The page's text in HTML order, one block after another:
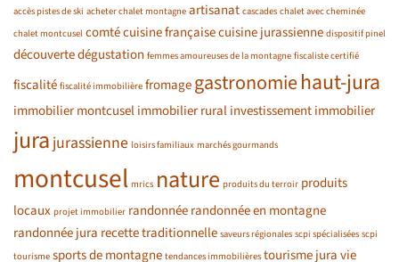
accès pistes de ski acheter chalet montagne artisanat cascades chalet avec cheminée
chalet montcusel comtécuisine françaisecuisine jurassienne dispositif pinel
découvertedégustation femmes amoureuses de la montagne fiscaliste certifié
fiscalité fiscalité immobilière fromagegastronomiehaut-jura
immobilier montcuselimmobilier ruralinvestissement immobilier
jura jurassienne loisirs familiaux marchés gourmands
montcusel mrics nature produits du terroir produits
locaux projet immobilier randonnéerandonnée en montagne
randonnée jura recette traditionnelle saveurs régionales scpi spécialisées scpi
tourisme sports de montagne tendances immobilières tourisme juravie